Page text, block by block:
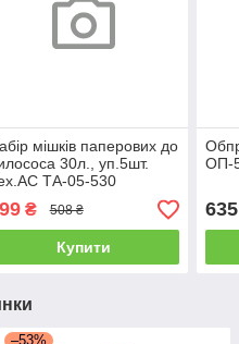
мішків паперових до
30л., уп.5шт.
ТА-05-530
₴ 508 ₴
Купити
ОП-
635
–53%